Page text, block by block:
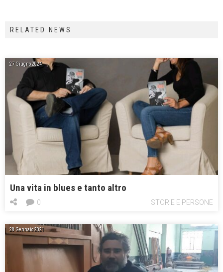
RELATED NEWS
27 Giugno 2024
Una vita in blues e tanto altro
STORIE E PERSONE
0
28 Gennaio 2021